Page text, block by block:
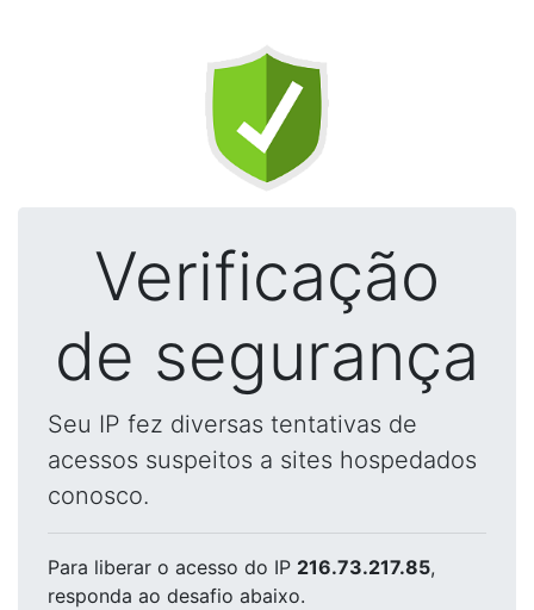
Verificação
de segurança
Seu IP fez diversas tentativas de
acessos suspeitos a sites hospedados
conosco.
Para liberar o acesso do IP 216.73.217.85,
responda ao desafio abaixo.